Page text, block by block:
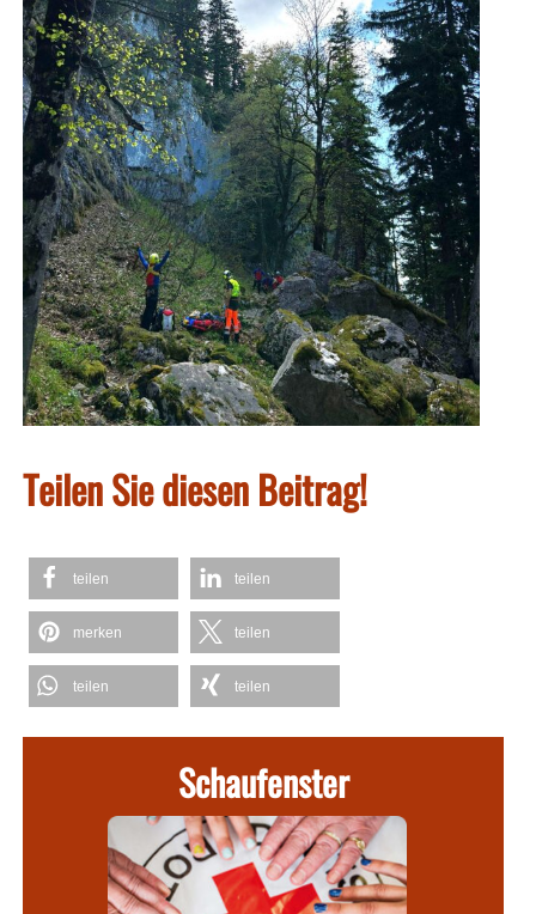
Teilen Sie diesen Beitrag!
teilen teilen
merken teilen
teilen teilen
Schaufenster